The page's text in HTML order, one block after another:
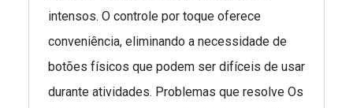
intensos. O controle por toque oferece
conveniência, eliminando a necessidade de
botões físicos que podem ser difíceis de usar
durante atividades. Problemas que resolve Os